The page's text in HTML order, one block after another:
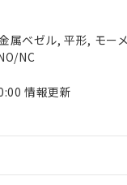
ベゼル, 平形, モー
NC
情報更新